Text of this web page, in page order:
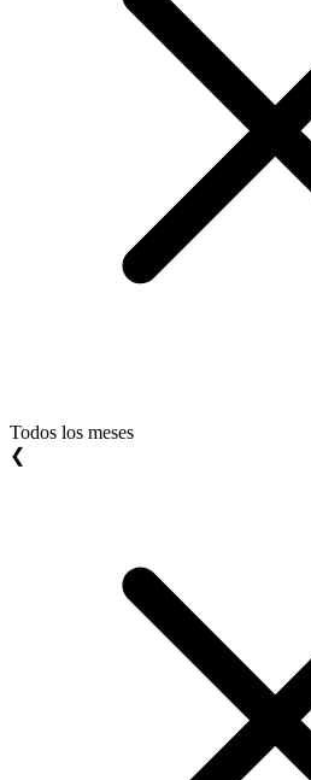
Todos los meses
❮